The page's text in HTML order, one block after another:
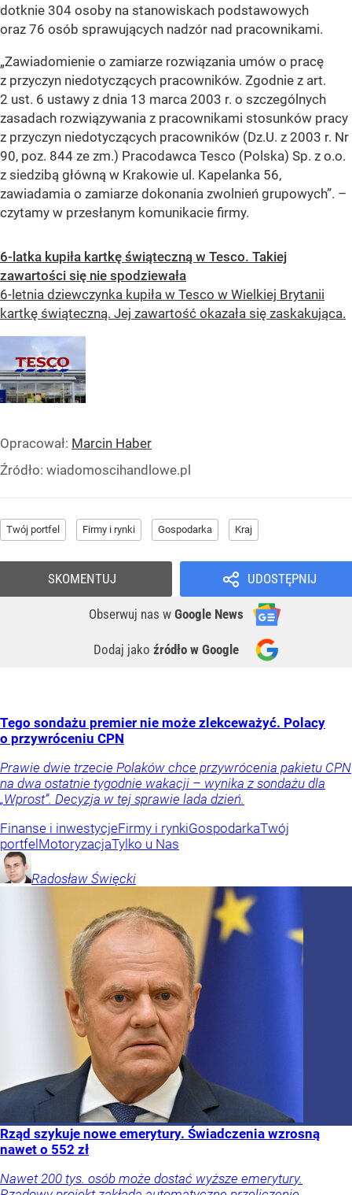
dotknie 304 osoby na stanowiskach podstawowych
oraz 76 osób sprawujących nadzór nad pracownikami.
„Zawiadomienie o zamiarze rozwiązania umów o pracę
z przyczyn niedotyczących pracowników. Zgodnie z art.
2 ust. 6 ustawy z dnia 13 marca 2003 r. o szczególnych
zasadach rozwiązywania z pracownikami stosunków pracy
z przyczyn niedotyczących pracowników (Dz.U. z 2003 r. Nr
90, poz. 844 ze zm.) Pracodawca Tesco (Polska) Sp. z o.o.
z siedzibą główną w Krakowie ul. Kapelanka 56,
zawiadamia o zamiarze dokonania zwolnień grupowych”. –
czytamy w przesłanym komunikacie firmy.
6-latka kupiła kartkę świąteczną w Tesco. Takiej
zawartości się nie spodziewała
6-letnia dziewczynka kupiła w Tesco w Wielkiej Brytanii
kartkę świąteczną. Jej zawartość okazała się zaskakująca.
Opracował: Marcin Haber
Źródło: wiadomoscihandlowe.pl
Twój portfel Firmy i rynki Gospodarka Kraj
UDOSTĘPNIJ
Obserwuj nas w Google News
Dodaj jako źródło w Google
SKOMENTUJ
Tego sondażu premier nie może zlekceważyć. Polacy
o przywróceniu CPN
Prawie dwie trzecie Polaków chce przywrócenia pakietu CPN
na dwa ostatnie tygodnie wakacji – wynika z sondażu dla
„Wprost”. Decyzja w tej sprawie lada dzień.
Finanse i inwestycjeFirmy i rynkiGospodarkaTwój
portfelMotoryzacjaTylko u Nas
Radosław Święcki
Rząd szykuje nowe emerytury. Świadczenia wzrosną
nawet o 552 zł
Nawet 200 tys. osób może dostać wyższe emerytury.